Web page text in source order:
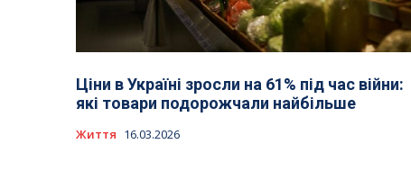
Ціни в Україні зросли на 61% під час війни:
які товари подорожчали найбільше
Життя 16.03.2026